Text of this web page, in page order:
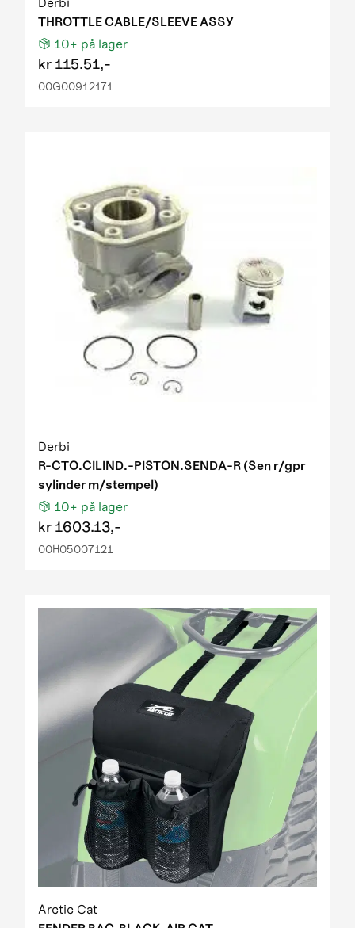
THROTTLE CABLE/SLEEVE ASSY
10+ på lager
kr 115.51,-
00G00912171
Derbi
R-CTO.CILIND.-PISTON.SENDA-R (Sen r/gpr
sylinder m/stempel)
10+ på lager
kr 1603.13,-
00H05007121
Arctic Cat